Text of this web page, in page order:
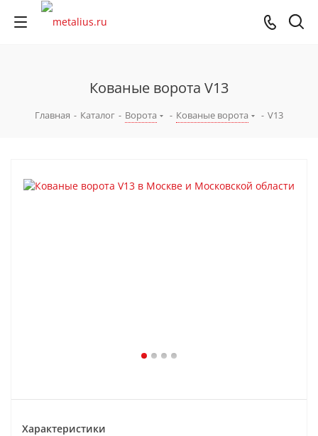
Кованые ворота V13
Главная - Каталог - Ворота - Кованые ворота - V13
Характеристики